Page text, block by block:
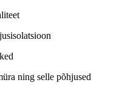
ning selle põhjused